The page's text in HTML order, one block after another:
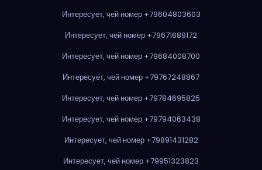
Интересует, чей номер +79604803603
Интересует, чей номер +79671689172
Интересует, чей номер +79684008700
Интересует, чей номер +79767248867
Интересует, чей номер +79784695825
Интересует, чей номер +79794063438
Интересует, чей номер +79891431282
Интересует, чей номер +79951323823